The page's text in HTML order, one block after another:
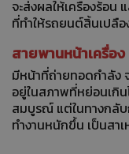
จะส่งผลให้เครื่องร้อน
ที่ทำให้รถยนต์สิ้นเปลื
สายพานหน้าเครื่อง
มีหน้าที่ถ่ายทอดกำลัง
อยู่ในสภาพที่หย่อนเกิน
สมบูรณ์ แต่ในทางกลับ
ทำงานหนักขึ้น เป็นสา